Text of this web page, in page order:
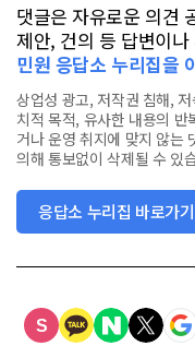
댓글은 자유로운 의견
제안, 건의 등 답변이
민원 응답소 누리집을
상업성 광고, 저작권 침해,
치적 목적, 유사한 내용의
거나 운영 취지에 맞지 않는
의해 통보없이 삭제될 수 있
응답소 누리집 바로가기